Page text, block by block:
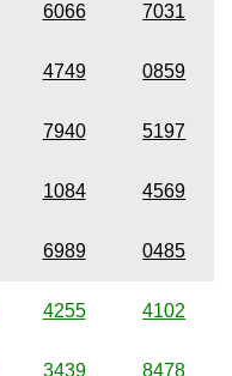
6066 7031
4749 0859
7940 5197
1084 4569
6989 0485
4255 4102
3439 8478